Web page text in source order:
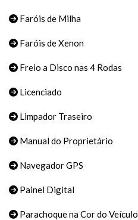
Faróis de Milha
Faróis de Xenon
Freio a Disco nas 4 Rodas
Licenciado
Limpador Traseiro
Manual do Proprietário
Navegador GPS
Painel Digital
Parachoque na Cor do Veículo